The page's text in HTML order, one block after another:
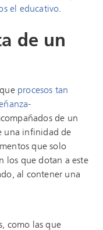
el educativo
de un
procesos tan
de un
una infinidad de
que solo
los que dotan a este
al contener una
como las que